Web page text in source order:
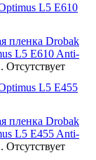
L5 E610
пленка Drobak
L5 E610 Anti-
Отсутствует
L5 E455
пленка Drobak
L5 E455 Anti-
Отсутствует